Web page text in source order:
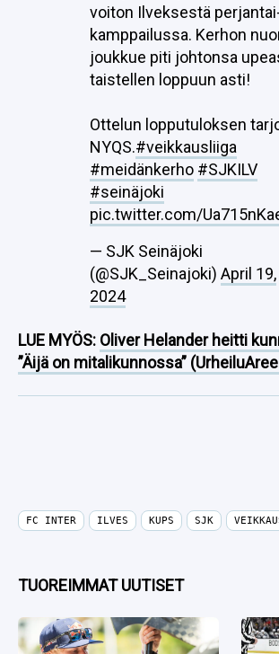
voiton Ilveksestä
kamppailussa. Kerhon
joukkue piti johtonsa
taistellen loppuun asti!
Ottelun lopputuloksen
NYQS.#veikkausliiga
#meidänkerho #SJKILV
#seinäjoki
pic.twitter.com/
— SJK Seinäjoki
(@SJK_Seinajoki) April 19,
2024
LUE MYÖS: Oliver Helander heitti
”Äijä on mitalikunnossa”
FC INTER ILVES KUPS SJK
TUOREIMMAT UUTISET